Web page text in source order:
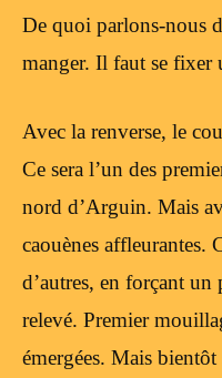
De quoi parlons-nous
manger. Il faut se fixer
Avec la renverse, le
Ce sera l’un des
nord d’Arguin. Mais
caouènes affleurantes.
d’autres, en forçant
relevé. Premier
émergées. Mais